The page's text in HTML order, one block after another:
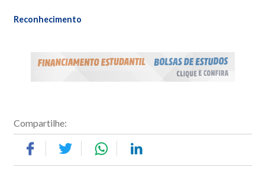
Reconhecimento
Compartilhe: